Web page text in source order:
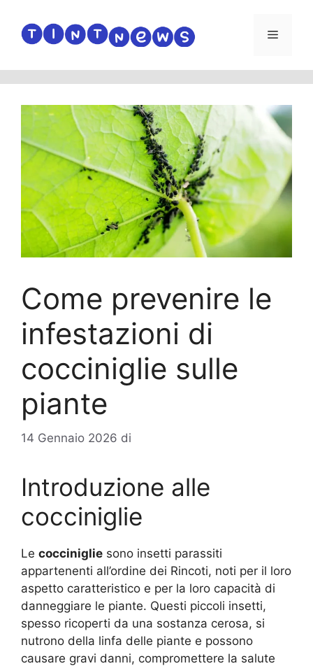
contenuto
Menu
Come prevenire le
infestazioni di
cocciniglie sulle
piante
14 Gennaio 2026 di
Introduzione alle
cocciniglie
Le cocciniglie sono insetti parassiti
appartenenti all’ordine dei Rincoti, noti per il loro
aspetto caratteristico e per la loro capacità di
danneggiare le piante. Questi piccoli insetti,
spesso ricoperti da una sostanza cerosa, si
nutrono della linfa delle piante e possono
causare gravi danni, compromettere la salute